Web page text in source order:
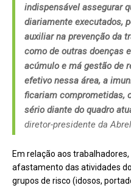
indispensável assegurar
diariamente executados,
auxiliar na prevenção da
como de outras doenças
acúmulo e má gestão de
efetivo nessa área, a
ficariam comprometidas,
sério diante do quadro
diretor-presidente da
Em relação aos
afastamento das atividades
grupos de risco (idosos,